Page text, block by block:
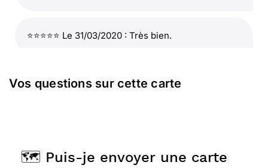
⭐⭐⭐⭐⭐ Le 31/03/2020 : Très bien.
Le 20/03/2020 : Belle carte
Vos questions sur cette carte
🗺️ Puis-je envoyer une carte